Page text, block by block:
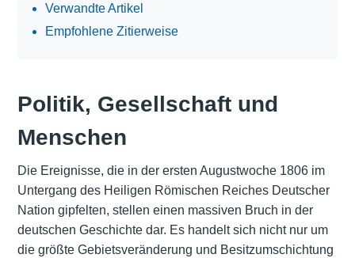
Verwandte Artikel
Empfohlene Zitierweise
Politik, Gesellschaft und
Menschen
Die Ereignisse, die in der ersten Augustwoche 1806 im
Untergang des Heiligen Römischen Reiches Deutscher
Nation gipfelten, stellen einen massiven Bruch in der
deutschen Geschichte dar. Es handelt sich nicht nur um
die größte Gebietsveränderung und Besitzumschichtung